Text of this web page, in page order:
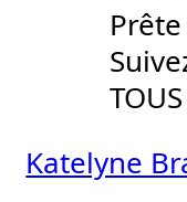
Katelyne